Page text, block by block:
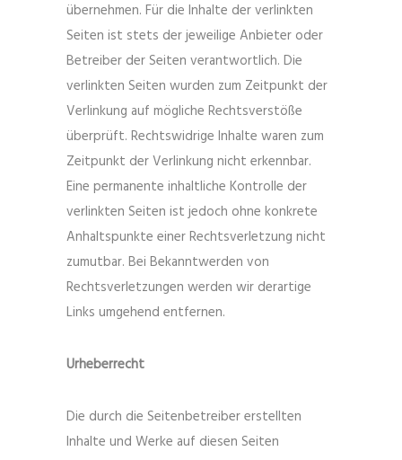
übernehmen. Für die Inhalte der verlinkten
Seiten ist stets der jeweilige Anbieter oder
Betreiber der Seiten verantwortlich. Die
verlinkten Seiten wurden zum Zeitpunkt der
Verlinkung auf mögliche Rechtsverstöße
überprüft. Rechtswidrige Inhalte waren zum
Zeitpunkt der Verlinkung nicht erkennbar.
Eine permanente inhaltliche Kontrolle der
verlinkten Seiten ist jedoch ohne konkrete
Anhaltspunkte einer Rechtsverletzung nicht
zumutbar. Bei Bekanntwerden von
Rechtsverletzungen werden wir derartige
Links umgehend entfernen.
Urheberrecht
Die durch die Seitenbetreiber erstellten
Inhalte und Werke auf diesen Seiten